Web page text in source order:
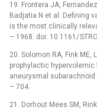
19. Frontera JA,
Badjatia N et al. Defining
is the most clinically
–⁠ 1968. doi: 10.1161/
20. Solomon RA, Fink ME,
prophylactic
aneurysmal sub­arachnoid
–⁠ 704.
21. Dorhout Mees SM,